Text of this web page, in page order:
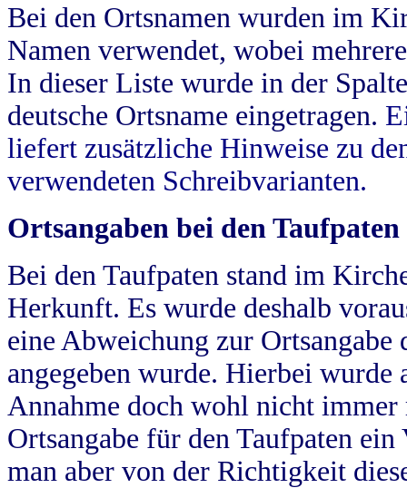
Bei den Ortsnamen wurden im
Namen verwendet, wobei
In dieser Liste wurde in der
deutsche Ortsname eingetragen.
liefert zusätzliche Hinweise zu
verwendeten Schreibvarianten.
Ortsangaben bei den Taufpaten
Bei den Taufpaten stand im
Herkunft. Es wurde deshalb
eine Abweichung zur
angegeben wurde. Hierbei wurde
Annahme doch wohl nicht
Ortsangabe für den Taufpaten
man aber von der Richtigkeit